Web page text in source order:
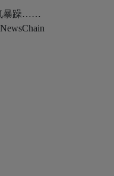
暴躁……